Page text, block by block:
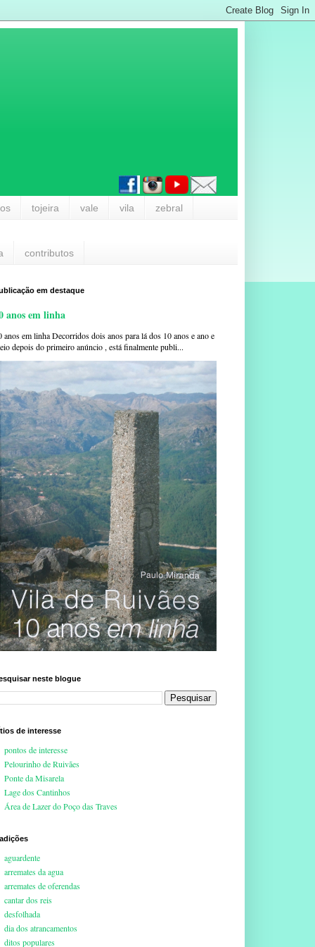
tojeira vale vila zebral
contributos
em destaque
anos em linha
anos em linha Decorridos dois anos para lá dos 10 anos e ano e
depois do primeiro anúncio , está finalmente publi...
neste blogue
de interesse
pontos de interesse
Pelourinho de Ruivães
Ponte da Misarela
Lage dos Cantinhos
Área de Lazer do Poço das Traves
aguardente
arremates da agua
arremates de oferendas
cantar dos reis
desfolhada
dia dos atrancamentos
ditos populares